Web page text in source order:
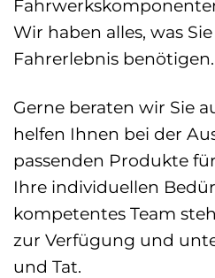
Wir haben alles, was
Fahrerlebnis benötigen.
Gerne beraten wir Sie
helfen Ihnen bei der
passenden Produkte
Ihre individuellen
kompetentes Team
zur Verfügung und
und Tat.